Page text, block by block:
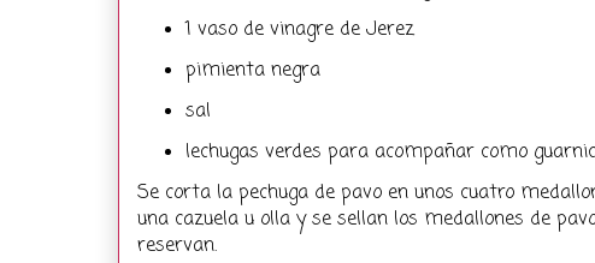
1 vaso de vinagre de Jerez
pimienta negra
sal
lechugas verdes para acompañar como
Se corta la pechuga de pavo en unos cuatro
una cazuela u olla y se sellan los medallones de
reservan.